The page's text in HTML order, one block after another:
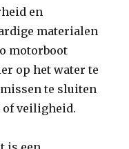
en
materialen
motorboot
op het water te
te sluiten
of veiligheid.